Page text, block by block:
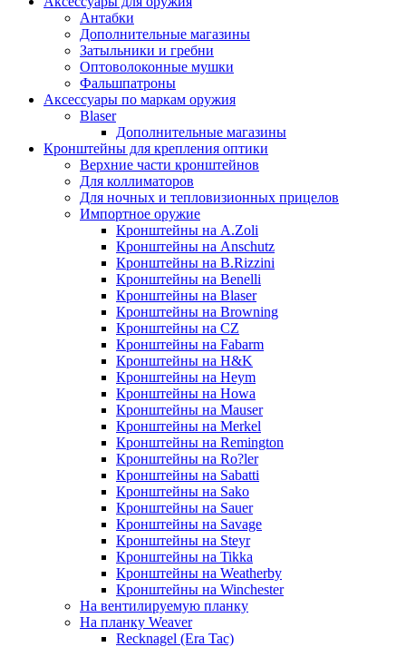
Антабки
Дополнительные магазины
Затыльники и гребни
Оптоволоконные мушки
Фальшпатроны
Аксессуары по маркам оружия
Blaser
Дополнительные магазины
Кронштейны для крепления оптики
Верхние части кронштейнов
Для коллиматоров
Для ночных и тепловизионных прицелов
Импортное оружие
Кронштейны на A.Zoli
Кронштейны на Anschutz
Кронштейны на B.Rizzini
Кронштейны на Benelli
Кронштейны на Blaser
Кронштейны на Browning
Кронштейны на CZ
Кронштейны на Fabarm
Кронштейны на H&K
Кронштейны на Heym
Кронштейны на Howa
Кронштейны на Mauser
Кронштейны на Merkel
Кронштейны на Remington
Кронштейны на Ro?ler
Кронштейны на Sabatti
Кронштейны на Sako
Кронштейны на Sauer
Кронштейны на Savage
Кронштейны на Steyr
Кронштейны на Tikka
Кронштейны на Weatherby
Кронштейны на Winchester
На вентилируемую планку
На планку Weaver
Recknagel (Era Tac)